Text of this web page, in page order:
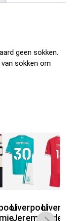
geen sokken.
sokken om
Liverpool
Jeremie
Liverpool
Federico